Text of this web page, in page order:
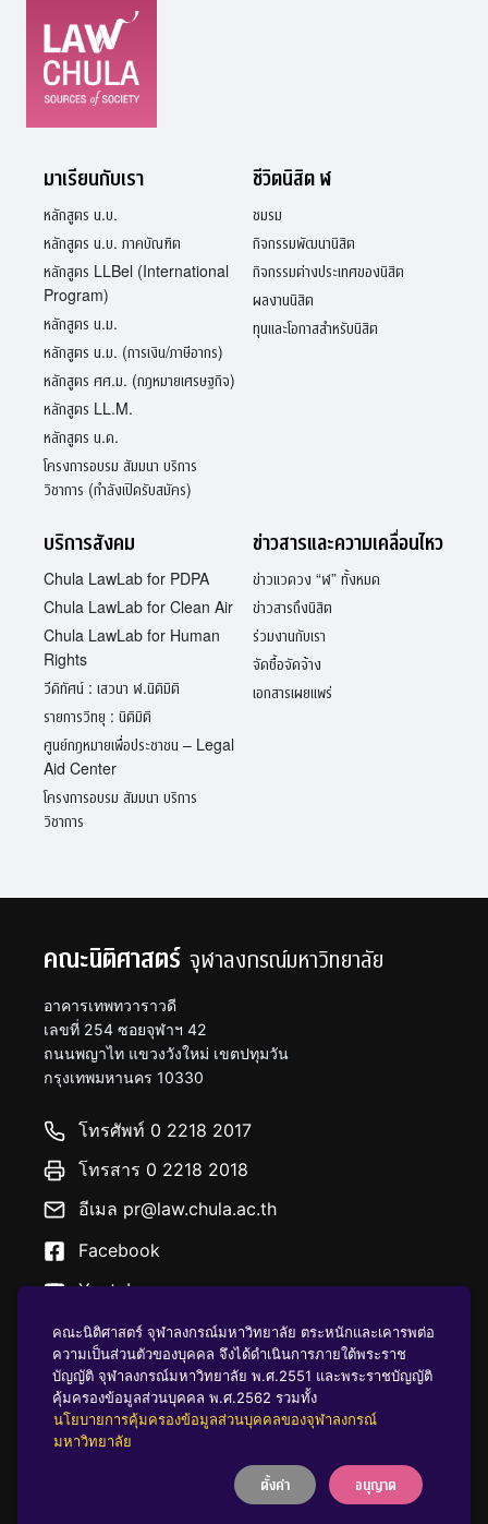
มาเรียนกับเรา
หลักสูตร น.บ.
หลักสูตร น.บ. ภาคบัณฑิต
หลักสูตร LLBel (International
Program)
หลักสูตร น.ม.
หลักสูตร น.ม. (การเงิน/ภาษีอากร)
หลักสูตร ศศ.ม. (กฎหมายเศรษฐกิจ)
หลักสูตร LL.M.
หลักสูตร น.ด.
โครงการอบรม สัมมนา บริการ
วิชาการ (กำลังเปิดรับสมัคร)
ชีวิตนิสิต ฬ
ชมรม
กิจกรรมพัฒนานิสิต
กิจกรรมต่างประเทศของนิสิต
ผลงานนิสิต
ทุนและโอกาสสำหรับนิสิต
บริการสังคม
Chula LawLab for PDPA
Chula LawLab for Clean Air
Chula LawLab for Human
Rights
วีดิทัศน์ : เสวนา ฬ.นิติมิติ
รายการวิทยุ : นิติมิติ
ศูนย์กฎหมายเพื่อประชาชน – Legal
Aid Center
โครงการอบรม สัมมนา บริการ
วิชาการ
ข่าวสารและความเคลื่อนไหว
ข่าวแวดวง “ฬ” ทั้งหมด
ข่าวสารถึงนิสิต
ร่วมงานกับเรา
จัดซื้อจัดจ้าง
เอกสารเผยแพร่
คณะนิติศาสตร์ จุฬาลงกรณ์มหาวิทยาลัย
อาคารเทพทวาราวดี
เลขที่ 254 ซอยจุฬาฯ 42
ถนนพญาไท แขวงวังใหม่ เขตปทุมวัน
กรุงเทพมหานคร 10330
โทรศัพท์ 0 2218 2017
โทรสาร 0 2218 2018
อีเมล pr@law.chula.ac.th
Facebook
Youtube
นโยบายคุ้มครองข้อมูลส่วนบุคคล
บริจาคให้ ฬ
คณะนิติศาสตร์ จุฬาลงกรณ์มหาวิทยาลัย ตระหนักและเคารพต่อ
ความเป็นส่วนตัวของบุคคล จึงได้ดำเนินการภายใต้พระราช
บัญญัติ จุฬาลงกรณ์มหาวิทยาลัย พ.ศ.2551 และพระราชบัญญัติ
คุ้มครองข้อมูลส่วนบุคคล พ.ศ.2562 รวมทั้ง
นโยบายการคุ้มครองข้อมูลส่วนบุคคลของจุฬาลงกรณ์
มหาวิทยาลัย
ตั้งค่า อนุญาต